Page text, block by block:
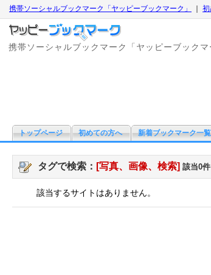
携帯ソーシャルブックマーク「ヤッピーブックマーク」
携帯ソーシャルブックマーク「ヤッピーブック
トップページ 初めての方へ 新着ブックマーク一覧
タグで検索： [写真、画像、検索] 該当0件
該当するサイトはありません。